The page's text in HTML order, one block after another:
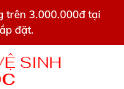
trên 3.000.000đ tại
đặt.